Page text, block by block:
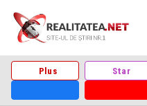
Plus Star